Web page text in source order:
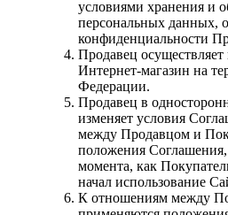
условиями хранения и
персональных данных,
конфиденциальности
Продавец
Интернет-магазин на
Федерации.
Продавец в
изменяет условия
между Продавцом и
положения
момента, как
начал использование
К отношениям между